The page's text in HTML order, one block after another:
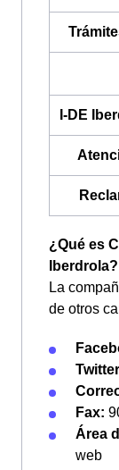
I-DE
¿Qué es
Iberdrola?
La
de otros
Fax:
Área
web